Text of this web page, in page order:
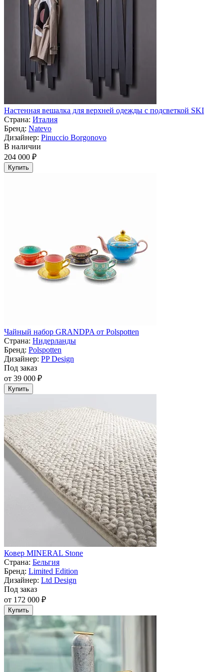
Настенная вешалка для верхней одежды с подсветкой SKI
Страна: Италия
Бренд: Natevo
Дизайнер: Pinuccio Borgonovo
В наличии
204 000 ₽
Купить
Чайный набор GRANDPA от Polspotten
Страна: Нидерланды
Бренд: Polspotten
Дизайнер: PP Design
Под заказ
от 39 000 ₽
Купить
Ковер MINERAL Stone
Страна: Бельгия
Бренд: Limited Edition
Дизайнер: Ltd Design
Под заказ
от 172 000 ₽
Купить